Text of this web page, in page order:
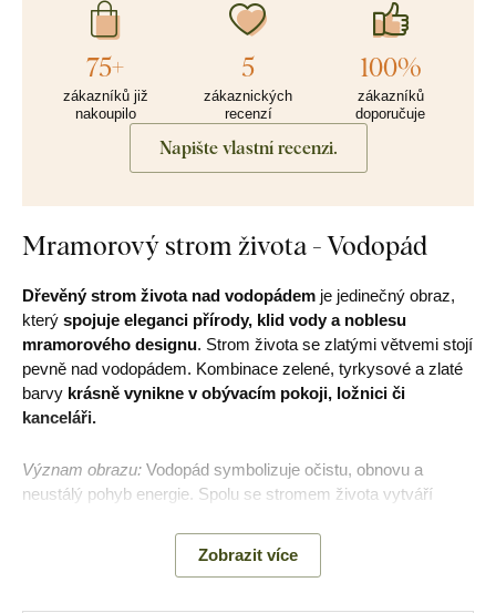
75+
zákazníků již
nakoupilo
5
zákaznických
recenzí
100%
zákazníků
doporučuje
Napište vlastní recenzi.
Mramorový strom života - Vodopád
Dřevěný strom života nad vodopádem je jedinečný obraz,
který spojuje eleganci přírody, klid vody a noblesu
mramorového designu. Strom života se zlatými větvemi stojí
pevně nad vodopádem. Kombinace zelené, tyrkysové a zlaté
barvy krásně vynikne v obývacím pokoji, ložnici či
kanceláři.
Význam obrazu: Vodopád symbolizuje očistu, obnovu a
neustálý pohyb energie. Spolu se stromem života vytváří
Zobrazit více